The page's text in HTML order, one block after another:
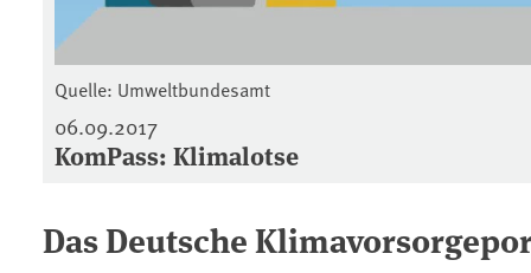
Quelle: Umweltbundesamt
06.09.2017
KomPass: Klimalotse
Das Deutsche